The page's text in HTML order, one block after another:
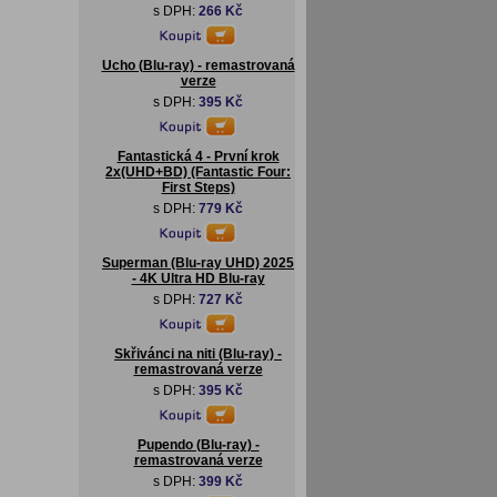
s DPH: 266 Kč
Ucho (Blu-ray) - remastrovaná
verze
s DPH: 395 Kč
Fantastická 4 - První krok
2x(UHD+BD) (Fantastic Four:
First Steps)
s DPH: 779 Kč
Superman (Blu-ray UHD) 2025
- 4K Ultra HD Blu-ray
s DPH: 727 Kč
Skřivánci na niti (Blu-ray) -
remastrovaná verze
s DPH: 395 Kč
Pupendo (Blu-ray) -
remastrovaná verze
s DPH: 399 Kč